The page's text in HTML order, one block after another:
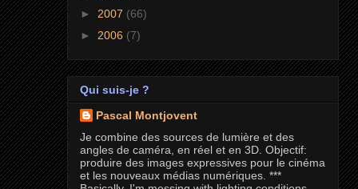
► 2007 (66)
► 2006 (7)
Qui suis-je ?
Pascal Montjovent
Je combine des sources de lumière et des
angles de caméra, en réel et en 3D. Objectif:
produire des images expressives pour le cinéma
et les nouveaux médias numériques. ***